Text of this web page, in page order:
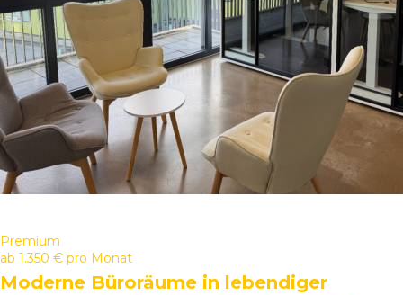
Premium
ab 1.350 € pro Monat
Moderne Büroräume in lebendiger